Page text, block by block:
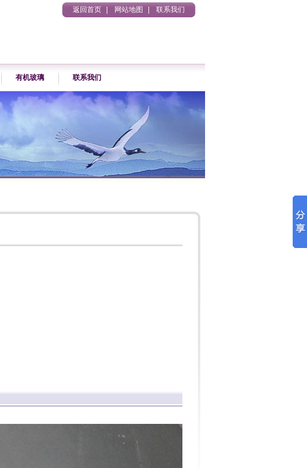
返回首页 网站地图 联系我们
有机玻璃 联系我们